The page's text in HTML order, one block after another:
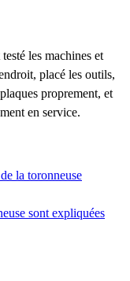
les machines et
placé les outils,
proprement, et
en service.
la toronneuse
sont expliquées